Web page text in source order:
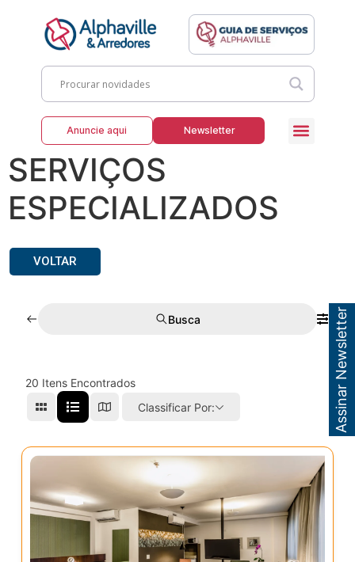
Anuncie aqui Newsletter
SERVIÇOS
ESPECIALIZADOS
VOLTAR
Busca
20 Itens Encontrados
Classificar Por:
Assinar Newsletter